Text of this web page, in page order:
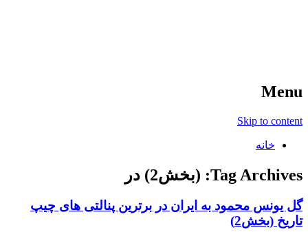
Menu
Skip to content
خانه
Tag Archives: (بخش2) در
گل یونس محمود به ایران در برترین پنالتی های چیپ
تاریخ (بخش2)